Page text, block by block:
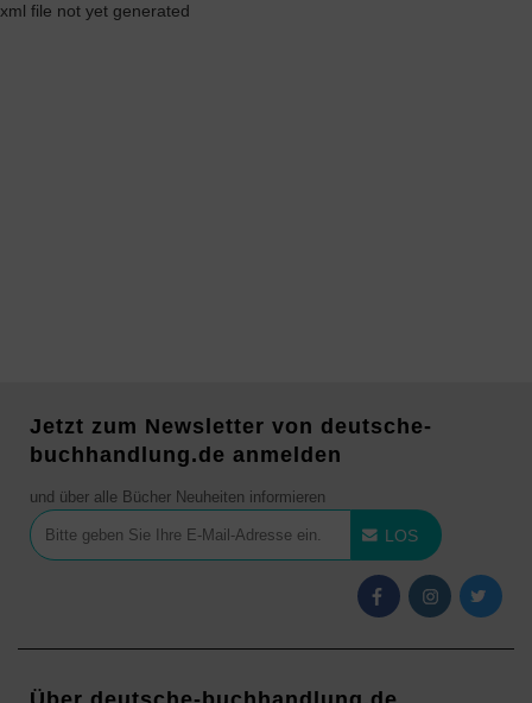
xml file not yet generated
Jetzt zum Newsletter von deutsche-
buchhandlung.de anmelden
und über alle Bücher Neuheiten informieren
LOS